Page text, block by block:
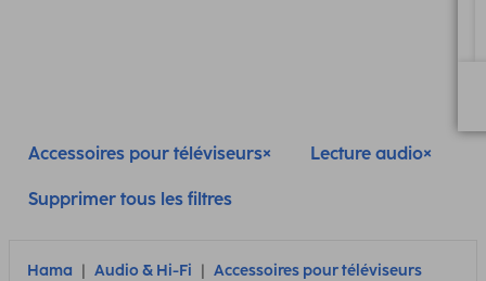
Accessoires pour téléviseurs Lecture audio
Supprimer tous les filtres
Hama Audio & Hi-Fi Accessoires pour téléviseurs